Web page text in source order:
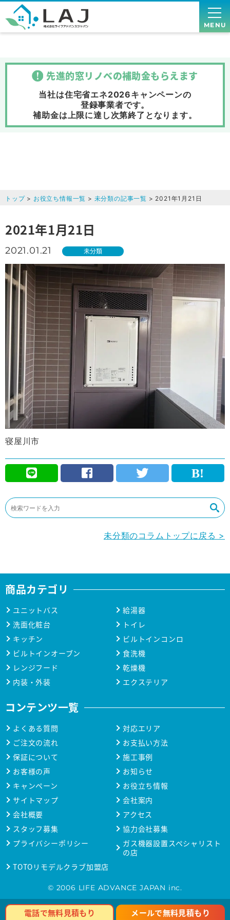
MENU
先進的窓リノベの補助金もらえます
当社は住宅省エネ2026キャンペーンの
登録事業者です。
補助金は上限に達し次第終了 となります。
トップ> お役立ち情報一覧 > 未分類の記事一覧 > 2021年1月21日
2021年1月21日
2021.01.21 未分類
寝屋川市
未分類のコラムトップに戻る >
商品カテゴリ
ユニットバス
給湯器
洗面化粧台
トイレ
キッチン
ビルトインコンロ
ビルトインオーブン
食洗機
レンジフード
乾燥機
内装・外装
エクステリア
コンテンツ一覧
よくある質問
対応エリア
ご注文の流れ
お支払い方法
保証について
施工事例
お客様の声
お知らせ
キャンペーン
お役立ち情報
サイトマップ
会社案内
会社概要
アクセス
スタッフ募集
協力会社募集
プライバシーポリシー
ガス機器設置スペシャリスト
の店
TOTOリモデルクラブ加盟店
© 2006 LIFE ADVANCE JAPAN inc.
電話で無料見積もり メールで無料見積もり